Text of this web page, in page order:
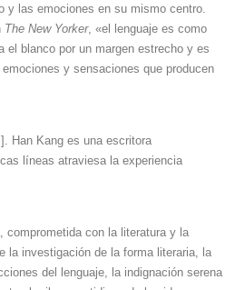
y las emociones en su mismo centro.
The New Yorker, «el lenguaje es como
el blanco por un margen estrecho y es
y sensaciones que producen
Han Kang es una escritora
líneas atraviesa la experiencia
comprometida con la literatura y la
la investigación de la forma literaria, la
del lenguaje, la indignación serena